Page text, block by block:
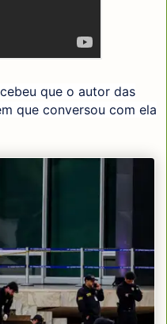
que o autor das
que conversou com ela